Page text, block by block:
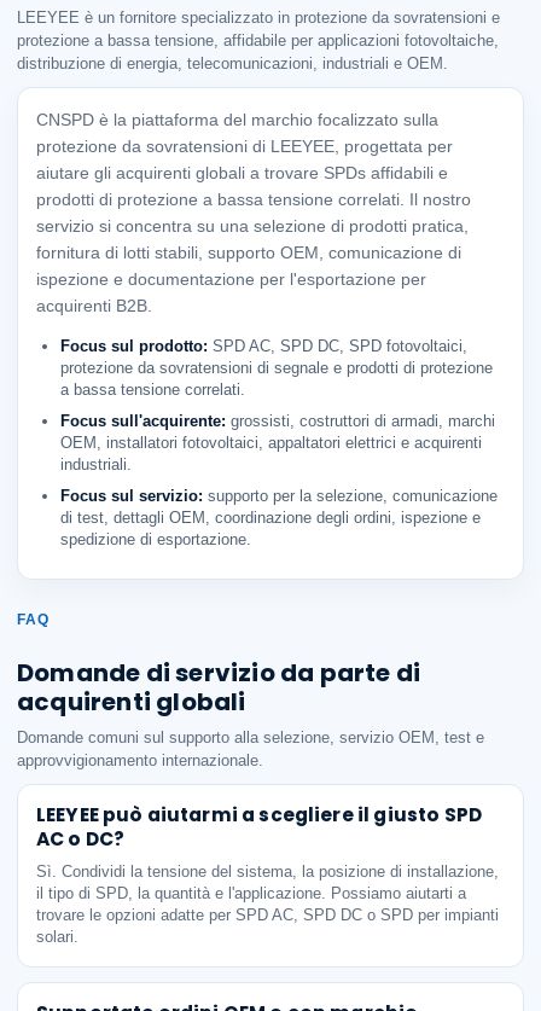
LEEYEE è un fornitore specializzato in protezione da sovratensioni e
protezione a bassa tensione, affidabile per applicazioni fotovoltaiche,
distribuzione di energia, telecomunicazioni, industriali e OEM.
CNSPD è la piattaforma del marchio focalizzato sulla
protezione da sovratensioni di LEEYEE, progettata per
aiutare gli acquirenti globali a trovare SPDs affidabili e
prodotti di protezione a bassa tensione correlati. Il nostro
servizio si concentra su una selezione di prodotti pratica,
fornitura di lotti stabili, supporto OEM, comunicazione di
ispezione e documentazione per l'esportazione per
acquirenti B2B.
Focus sul prodotto: SPD AC, SPD DC, SPD fotovoltaici,
protezione da sovratensioni di segnale e prodotti di protezione
a bassa tensione correlati.
Focus sull'acquirente: grossisti, costruttori di armadi, marchi
OEM, installatori fotovoltaici, appaltatori elettrici e acquirenti
industriali.
Focus sul servizio: supporto per la selezione, comunicazione
di test, dettagli OEM, coordinazione degli ordini, ispezione e
spedizione di esportazione.
FAQ
Domande di servizio da parte di
acquirenti globali
Domande comuni sul supporto alla selezione, servizio OEM, test e
approvvigionamento internazionale.
LEEYEE può aiutarmi a scegliere il giusto SPD
AC o DC?
Sì. Condividi la tensione del sistema, la posizione di installazione,
il tipo di SPD, la quantità e l'applicazione. Possiamo aiutarti a
trovare le opzioni adatte per SPD AC, SPD DC o SPD per impianti
solari.